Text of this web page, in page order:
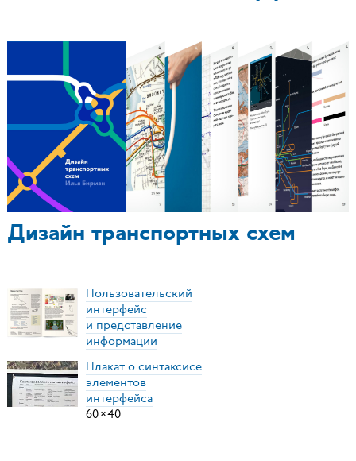
Дизайн транспортных схем
Пользовательский
интерфейс
и представление
информации
Плакат о синтаксисе
элементов
интерфейса
60×40